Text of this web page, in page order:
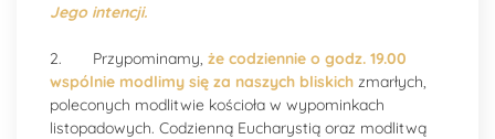
Jego intencji.
2. Przypominamy, że codziennie o godz. 19.00
wspólnie modlimy się za naszych bliskich zmarłych,
poleconych modlitwie kościoła w wypominkach
listopadowych. Codzienną Eucharystią oraz modlitwą